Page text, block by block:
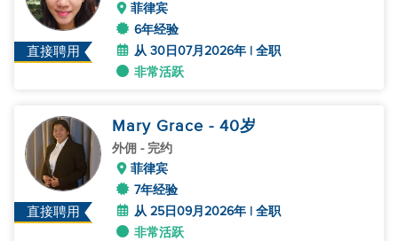
直接聘用
菲律宾
6年经验
从 30日07月2026年 | 全职
非常活跃
直接聘用
Mary Grace - 40岁
外佣 - 完约
菲律宾
7年经验
从 25日09月2026年 | 全职
非常活跃